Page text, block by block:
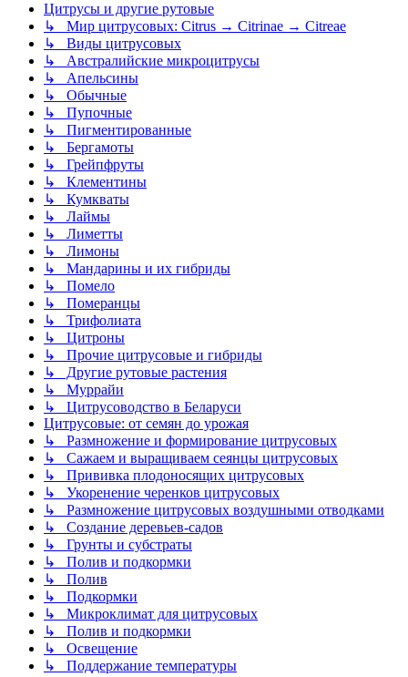
Цитрусы и другие рутовые
↳ Мир цитрусовых: Citrus → Citrinae → Citreae
↳ Виды цитрусовых
↳ Австралийские микроцитрусы
↳ Апельсины
↳ Обычные
↳ Пупочные
↳ Пигментированные
↳ Бергамоты
↳ Грейпфруты
↳ Клементины
↳ Кумкваты
↳ Лаймы
↳ Лиметты
↳ Лимоны
↳ Мандарины и их гибриды
↳ Помело
↳ Померанцы
↳ Трифолиата
↳ Цитроны
↳ Прочие цитрусовые и гибриды
↳ Другие рутовые растения
↳ Муррайи
↳ Цитрусоводство в Беларуси
Цитрусовые: от семян до урожая
↳ Размножение и формирование цитрусовых
↳ Сажаем и выращиваем сеянцы цитрусовых
↳ Прививка плодоносящих цитрусовых
↳ Укоренение черенков цитрусовых
↳ Размножение цитрусовых воздушными отводками
↳ Создание деревьев-садов
↳ Грунты и субстраты
↳ Полив и подкормки
↳ Полив
↳ Подкормки
↳ Микроклимат для цитрусовых
↳ Полив и подкормки
↳ Освещение
↳ Поддержание температуры